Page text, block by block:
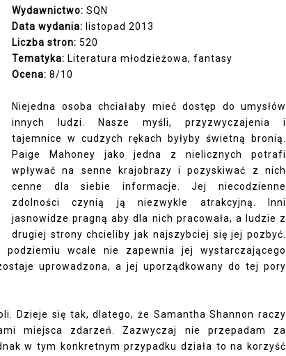
Wydawnictwo: SQN
Data wydania: listopad 2013
Liczba stron: 520
Tematyka: Literatura młodzieżowa, fantasy
Ocena: 8/10
Niejedna osoba chciałaby mieć dostęp do umysłów
innych ludzi. Nasze myśli, przyzwyczajenia i
tajemnice w cudzych rękach byłyby świetną bronią.
Paige Mahoney jako jedna z nielicznych potrafi
wpływać na senne krajobrazy i pozyskiwać z nich
cenne dla siebie informacje. Jej niecodzienne
zdolności czynią ją niezwykle atrakcyjną. Inni
jasnowidze pragną aby dla nich pracowała, a ludzie z
drugiej strony chcieliby jak najszybciej się jej pozbyć.
podziemiu wcale nie zapewnia jej wystarczającego
uprowadzona, a jej uporządkowany do tej pory
Dzieje się tak, dlatego, że Samantha Shannon raczy
miejsca zdarzeń. Zazwyczaj nie przepadam za
w tym konkretnym przypadku działa to na korzyść